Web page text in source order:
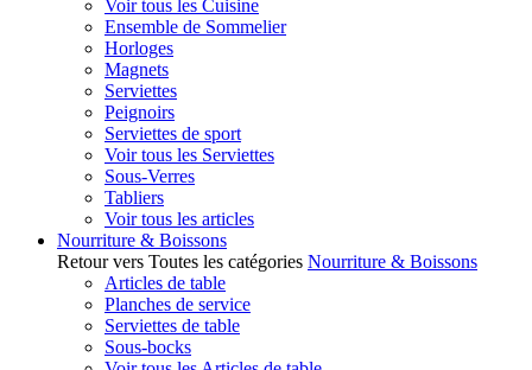
Voir tous les Cuisine
Ensemble de Sommelier
Horloges
Magnets
Serviettes
Peignoirs
Serviettes de sport
Voir tous les Serviettes
Sous-Verres
Tabliers
Voir tous les articles
Nourriture & Boissons
Retour vers Toutes les catégories Nourriture & Boissons
Articles de table
Planches de service
Serviettes de table
Sous-bocks